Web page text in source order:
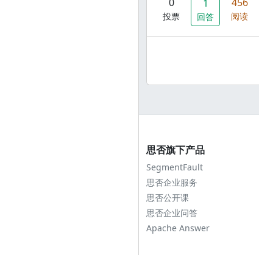
投票
1
回答 阅读
思否旗下产品
SegmentFault
思否企业服务
思否公开课
思否企业问答
Apache Answer